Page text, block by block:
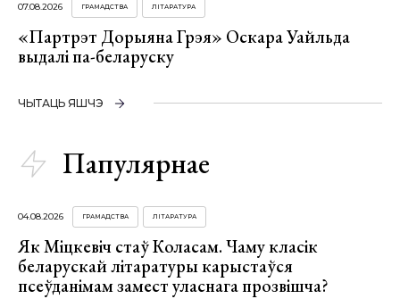
07.08.2026 ГРАМАДСТВА ЛІТАРАТУРА
«Партрэт Дорыяна Грэя» Оскара Уайльда
выдалі па-беларуску
ЧЫТАЦЬ ЯШЧЭ
Папулярнае
04.08.2026 ГРАМАДСТВА ЛІТАРАТУРА
Як Міцкевіч стаў Коласам. Чаму класік
беларускай літаратуры карыстаўся
псеўданімам замест уласнага прозвішча?